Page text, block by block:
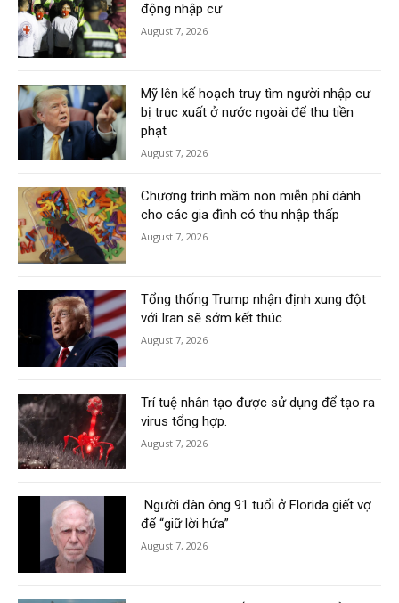
động nhập cư
August 7, 2026
Mỹ lên kế hoạch truy tìm người nhập cư
bị trục xuất ở nước ngoài để thu tiền
phạt
August 7, 2026
Chương trình mầm non miễn phí dành
cho các gia đình có thu nhập thấp
August 7, 2026
Tổng thống Trump nhận định xung đột
với Iran sẽ sớm kết thúc
August 7, 2026
Trí tuệ nhân tạo được sử dụng để tạo ra
virus tổng hợp.
August 7, 2026
Người đàn ông 91 tuổi ở Florida giết vợ
để “giữ lời hứa”
August 7, 2026